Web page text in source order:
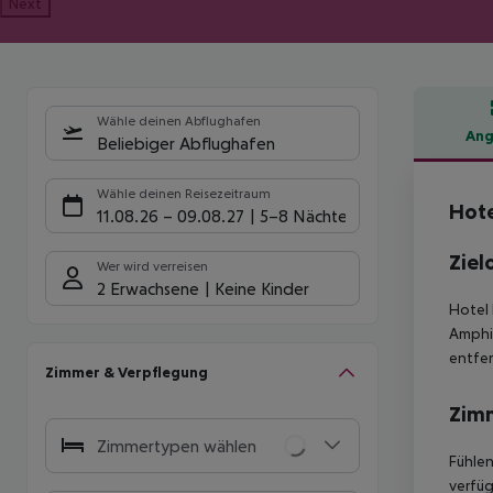
Wähle deinen Abflughafen
Beliebiger Abflughafen
Wähle deinen Reisezeitraum
11.08.26 – 09.08.27 5-8 Nächte
Wer wird verreisen
2 Erwachsene Keine Kinder
Zimmer & Verpflegung
Zimmertypen wählen
Hotel